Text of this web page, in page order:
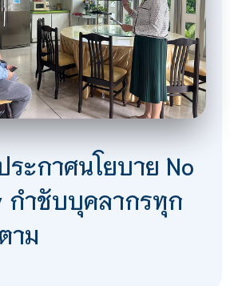
ะกาศนโยบาย No
กำชับบุคลากรทุก
าม